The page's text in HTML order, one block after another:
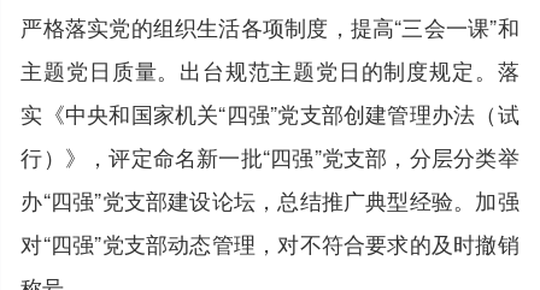
严格落实党的组织生活各项制度，提高“三会一课”和
主题党日质量。出台规范主题党日的制度规定。落
实《中央和国家机关“四强”党支部创建管理办法（试
行）》，评定命名新一批“四强”党支部，分层分类举
办“四强”党支部建设论坛，总结推广典型经验。加强
对“四强”党支部动态管理，对不符合要求的及时撤销